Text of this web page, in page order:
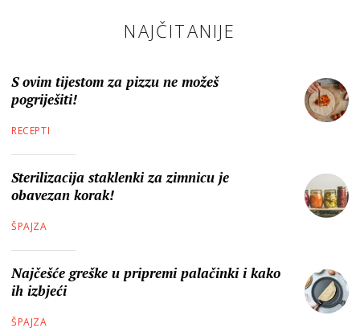
NAJČITANIJE
S ovim tijestom za pizzu ne možeš
pogriješiti!
RECEPTI
Sterilizacija staklenki za zimnicu je
obavezan korak!
ŠPAJZA
Najčešće greške u pripremi palačinki i kako
ih izbjeći
ŠPAJZA